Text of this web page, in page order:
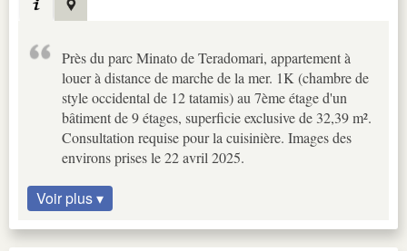
Près du parc Minato de Teradomari, appartement à
louer à distance de marche de la mer. 1K (chambre de
style occidental de 12 tatamis) au 7ème étage d'un
bâtiment de 9 étages, superficie exclusive de 32,39 m².
Consultation requise pour la cuisinière. Images des
environs prises le 22 avril 2025.
Voir plus ▾